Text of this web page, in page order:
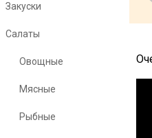
Закуски
Салаты
Овощные
Мясные
Рыбные